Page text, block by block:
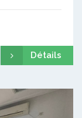
Détails